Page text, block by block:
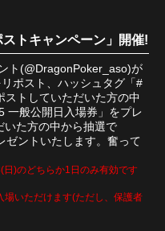
トキャンペーン」開催!
ト(@DragonPoker_aso)が
ポスト、ハッシュタグ「#
ストしていただいた方の中
一般公開日入場券」をプレ
いた方の中から抽選で
ゼントいたします。奮って
)のどちらか1日のみ有効です
いただけます(ただし、保護者